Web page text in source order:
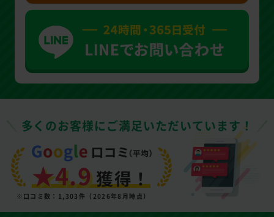
多くのお客様にご満足いただいています！
★4.9獲得！
※口コミ数：1,303件（2026年8月時点）